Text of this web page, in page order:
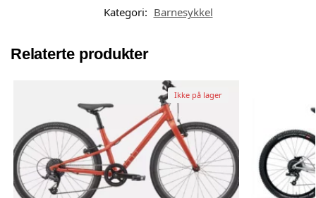
Kategori: Barnesykkel
Relaterte produkter
Ikke på lager